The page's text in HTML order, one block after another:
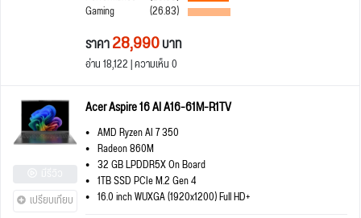
Gaming (26.83)
ราคา28,990บาท
อ่าน 18,122 | ความเห็น 0
เปรียบเทียบ
Acer Aspire 16 AI A16-61M-R1TV
AMD Ryzen AI 7 350
Radeon 860M
32 GB LPDDR5X On Board
1TB SSD PCIe M.2 Gen 4
16.0 inch WUXGA (1920x1200) Full HD+